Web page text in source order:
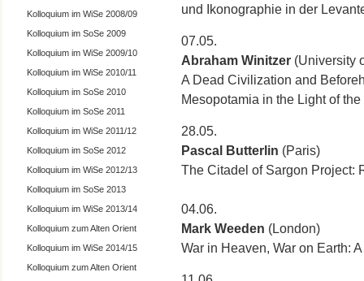
Kolloquium im WiSe 2008/09
Kolloquium im SoSe 2009
Kolloquium im WiSe 2009/10
Kolloquium im WiSe 2010/11
Kolloquium im SoSe 2010
Kolloquium im SoSe 2011
Kolloquium im WiSe 2011/12
Kolloquium im SoSe 2012
Kolloquium im WiSe 2012/13
Kolloquium im SoSe 2013
Kolloquium im WiSe 2013/14
Kolloquium zum Alten Orient
Kolloquium im WiSe 2014/15
Kolloquium zum Alten Orient
und Ikonographie in der
07.05.
Abraham Winitzer(University
A Dead Civilization and
Mesopotamia in the Light of
28.05.
Pascal Butterlin (Paris)
The Citadel of Sargon Project:
04.06.
Mark Weeden (London)
War in Heaven, War on Earth: